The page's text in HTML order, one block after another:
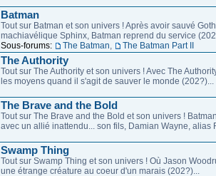
Batman
Tout sur Batman et son univers ! Après avoir sauvé
machiavélique Sphinx, Batman reprend du service
Sous-forums:
The Batman The Batman Part II
The Authority
Tout sur The Authority et son univers ! Avec The
les moyens quand il s'agit de sauver le monde (202?)...
The Brave and the Bold
Tout sur The Brave and the Bold et son univers !
avec un allié inattendu... son fils, Damian Wayne, alias
Swamp Thing
Tout sur Swamp Thing et son univers ! Où Jason
une étrange créature au coeur d'un marais (202?)...